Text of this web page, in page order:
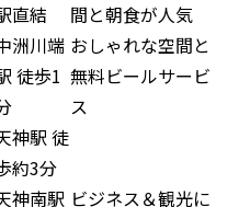
直結
間と朝食が人気
洲川端
徒歩1
おしゃれな空間と
無料ビールサービ
ス
神駅 徒
約3分
神南駅 ビジネス＆観光に